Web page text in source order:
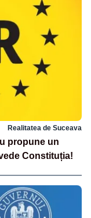
Realitatea de Suceava
propune un
Constituția!